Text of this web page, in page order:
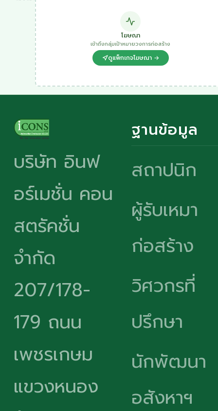
โฆษณา
เข้าถึงกลุ่มเป้าหมายวงการก่อสร้าง
ดูแพ็กเกจโฆษณา →
บริษัท อินฟ
อร์เมชั่น คอน
สตรัคชั่น
จำกัด
207/178-
179 ถนน
เพชรเกษม
แขวงหนอง
ฐานข้อมูล
สถาปนิก
ผู้รับเหมา
ก่อสร้าง
วิศวกรที่
ปรึกษา
นักพัฒนา
อสังหาฯ